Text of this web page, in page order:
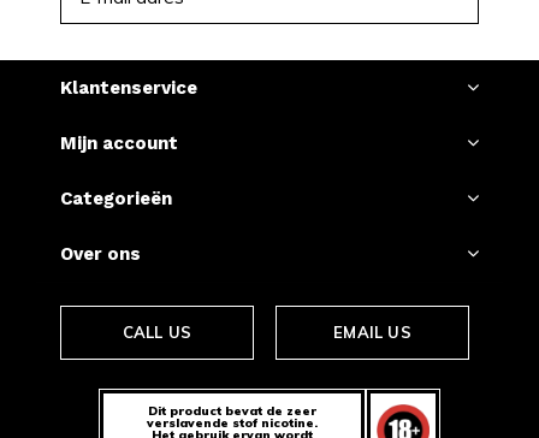
Klantenservice
Mijn account
Categorieën
Over ons
CALL US EMAIL US
Dit product bevat de zeer
verslavende stof nicotine.